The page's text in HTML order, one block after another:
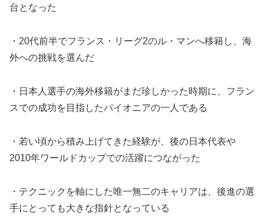
台となった
・20代前半でフランス・リーグ2のル・マンへ移籍し、海
外への挑戦を選んだ
・日本人選手の海外移籍がまだ珍しかった時期に、フラン
スでの成功を目指したパイオニアの一人である
・若い頃から積み上げてきた経験が、後の日本代表や
2010年ワールドカップでの活躍につながった
・テクニックを軸にした唯一無二のキャリアは、後進の選
手にとっても大きな指針となっている